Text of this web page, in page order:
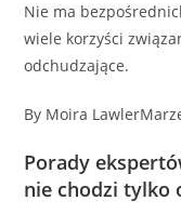
Nie ma
wiele korzyści
odchudzające.
By Moira
Porady
nie chodzi tylko